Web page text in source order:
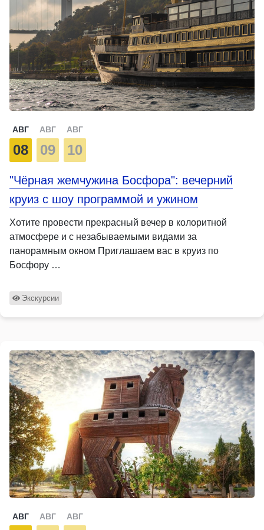
АВГ
08
АВГ
09
АВГ
10
"Чёрная жемчужина Босфора": вечерний
круиз с шоу программой и ужином
Хотите провести прекрасный вечер в колоритной
атмосфере и с незабываемыми видами за
панорамным окном Приглашаем вас в круиз по
Босфору …
Экскурсии
АВГ АВГ АВГ